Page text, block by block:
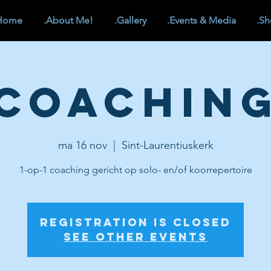
.About Me! .Gallery .Events & Media
ma 16 nov
  |
Sint-Laurentiuskerk
1-op-1 coaching gericht op solo- en/of koorrepertoire
Registration is Closed
See other events